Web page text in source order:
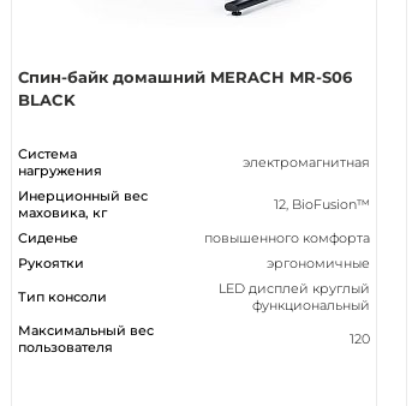
Спин-байк домашний MERACH MR-S06
BLACK
Система
нагружения
электромагнитная
Инерционный вес
маховика, кг
12, BioFusion™
Сиденье
повышенного комфорта
Рукоятки
эргономичные
Тип консоли
LED дисплей круглый
функциональный
Максимальный вес
пользователя
120